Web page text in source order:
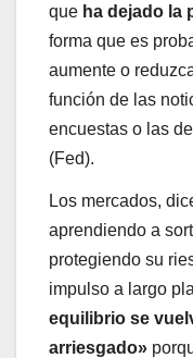
que ha dejado la
forma que es
aumente o
función de las
encuestas o las
(Fed).
Los mercados,
aprendiendo a
protegiendo su
impulso a largo
equilibrio se
arriesgado»